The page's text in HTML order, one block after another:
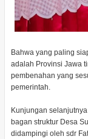
Bahwa yang paling
adalah Provinsi Jawa
pembenahan yang
pemerintah.
Kunjungan
bagan struktur Desa
didampingi oleh sdr